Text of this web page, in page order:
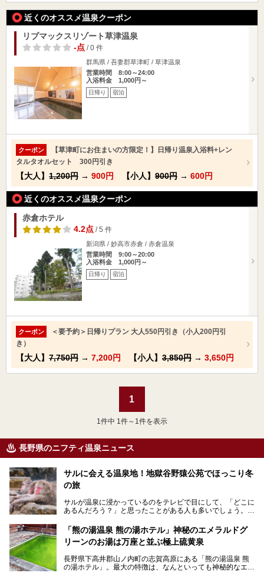
近くのオススメ温泉クーポン
リブマックスリゾート草津温泉
-点/ 0 件
群馬県 / 吾妻郡草津町 / 草津温泉
営業時間 8:00～24:00
入浴料金 1,000円～
日帰り 宿泊
クーポン
【草津町にお住まいの方限定！】日帰り温泉入浴料+レン
タルタオルセット 300円引き
【大人】 1,200円 → 900円 【小人】 900円 → 600円
近くのオススメ温泉クーポン
赤倉ホテル
4.2点/ 5 件
新潟県 / 妙高市赤倉 / 赤倉温泉
営業時間 9:00～20:00
入浴料金 1,000円～
日帰り 宿泊
クーポン
＜要予約＞日帰りプラン 大人550円引き（小人200円引
き）
【大人】 7,750円 → 7,200円 【小人】 3,850円 → 3,650円
1
1 件中 1件～1件を表示
長野県のニフティ温泉ニュース
サルに会える温泉地！地獄谷野猿公苑でほっこり冬
の旅
サルが温泉に浸かっているのをテレビで目にして、「どこに
あるんだろう？」と思ったことがある人も多いでしょう。
この微笑ましい光景は、長野県にある「地獄谷野猿公苑」で
見られるもので、野生のサルが雪景色の中で温泉に浸かる姿
を間近で観察できます。
本記事では、地獄谷野猿公苑の魅力や見どころ、サルと温泉
との関係性、地獄谷周辺の観光スポットについて紹介しま
「熊の湯温泉 熊の湯ホテル」神秘のエメラルドグ
リーンのお湯は万座と並ぶ極上硫黄泉
長野県下高井郡山ノ内町の志賀高原にある「熊の湯温泉 熊
の湯ホテル」。最大の特徴は、なんといっても神秘的なエメ